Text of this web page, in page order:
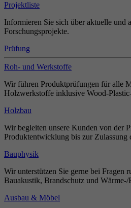
Projektliste
Informieren Sie sich über aktuelle und
Forschungsprojekte.
Prüfung
Roh- und Werkstoffe
Wir führen Produktprüfungen für alle
Holzwerkstoffe inklusive Wood-
Holzbau
Wir begleiten unsere Kunden von der
Produktentwicklung bis zur Zulassung
Bauphysik
Wir unterstützen Sie gerne bei Fragen
Bauakustik, Brandschutz und Wärme-/
Ausbau & Möbel